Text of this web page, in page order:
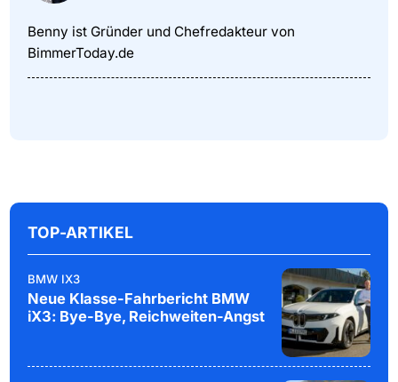
Benny ist Gründer und Chefredakteur von
BimmerToday.de
TOP-ARTIKEL
BMW IX3
Neue Klasse-Fahrbericht BMW
iX3: Bye-Bye, Reichweiten-Angst